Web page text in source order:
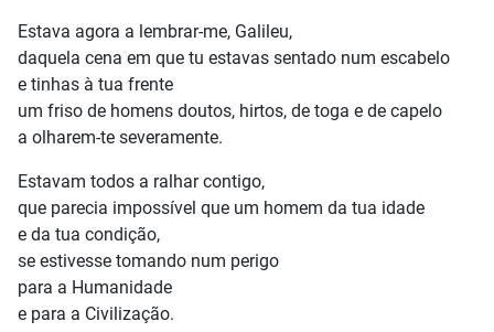
Estava agora a lembrar-me, Galileu,
daquela cena em que tu estavas sentado num escabelo
e tinhas à tua frente
um friso de homens doutos, hirtos, de toga e de capelo
a olharem-te severamente.
Estavam todos a ralhar contigo,
que parecia impossível que um homem da tua idade
e da tua condição,
se estivesse tomando num perigo
para a Humanidade
e para a Civilização.